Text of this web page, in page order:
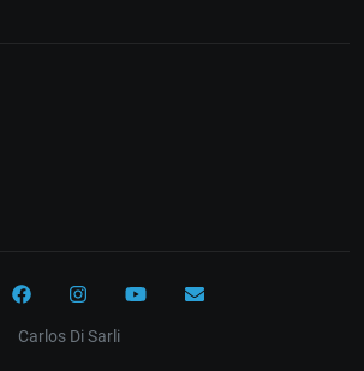
Carlos Di Sarli